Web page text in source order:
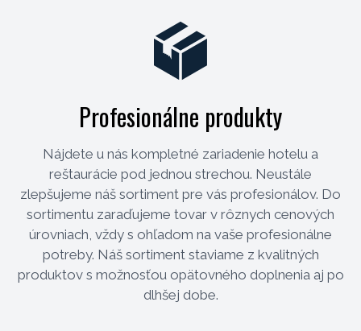
Profesionálne produkty
Nájdete u nás kompletné zariadenie hotelu a
reštaurácie pod jednou strechou. Neustále
zlepšujeme náš sortiment pre vás profesionálov. Do
sortimentu zaraďujeme tovar v rôznych cenových
úrovniach, vždy s ohľadom na vaše profesionálne
potreby. Náš sortiment staviame z kvalitných
produktov s možnosťou opätovného doplnenia aj po
dlhšej dobe.